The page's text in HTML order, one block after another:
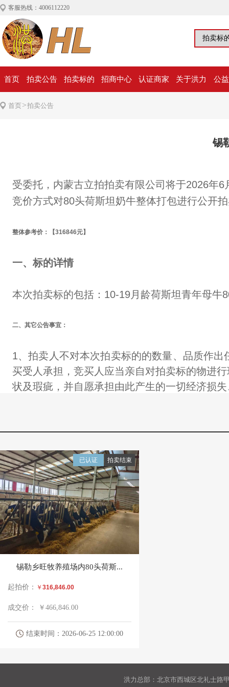
客服热线：4006112220
首页 拍卖公告 拍卖标的 招商中心 认证商家 关于洪力 公
首页>拍卖公告
锡
受委托，内蒙古立拍拍卖有限公司将于2026年6
竞价方式对80头荷斯坦奶牛整体打包进行公开
整体参考价： 【316846元】
一、 标的详情
本次拍卖标的包括：10-19月龄荷斯坦青年母牛
二、其它公告事宜：
1、拍卖人不对本次拍卖标的的数量、品质作出
买受人承担 ， 竞买人应当亲自对拍卖标的物进
状及瑕疵，并自愿承担由此产生的一切经济损
数量以交接时为准，如与拍卖数量不一致时，
3、有意竞买者于报名截止时间2026年6月25日9:00时前
50180188000094572（注：
份证件和交款凭证到我公司办理报名登记手续
展示时间： 2026年6月4 日9：00-202
展示地点：乌兰察布市察哈尔右翼后旗
报名地点：联系拍卖人协助报名
拍卖结束
已认证
锡勒乡旺牧养殖场内80头荷斯...
起拍价： ￥ 316,846.00
成交价： ￥466,846.00
结束时间：2026-06-25 12:00:00
洪力总部：北京市西城区北礼士路